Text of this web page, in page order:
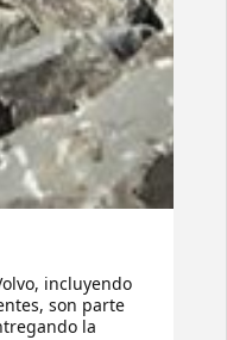
incluyendo
son parte
la